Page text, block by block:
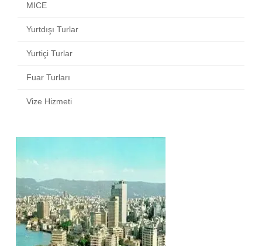
MICE
Yurtdışı Turlar
Yurtiçi Turlar
Fuar Turları
Vize Hizmeti